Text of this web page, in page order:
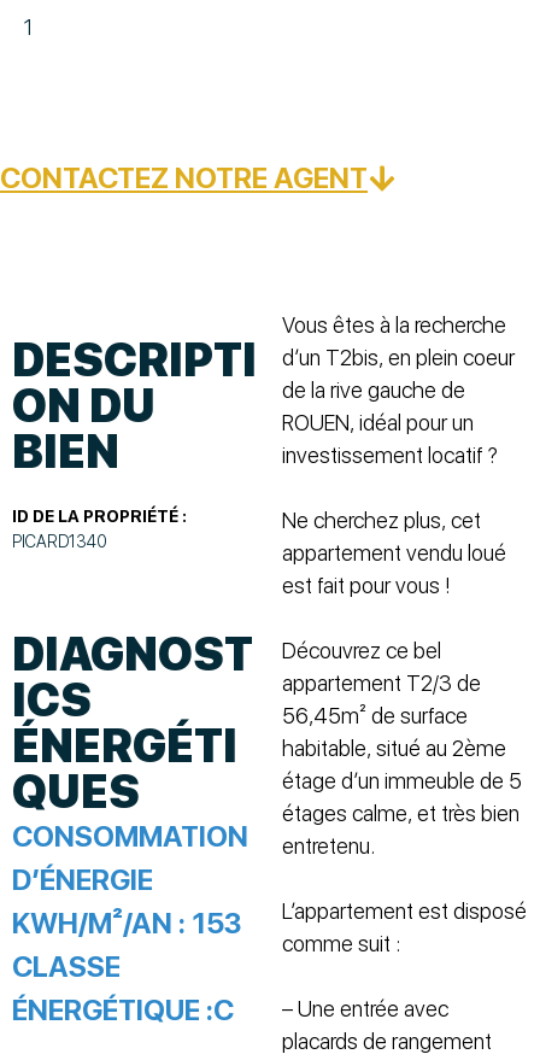
1
CONTACTEZ NOTRE AGENT
DESCRIPTI
ON DU
BIEN
ID DE LA PROPRIÉTÉ :
PICARD1340
DIAGNOST
ICS
ÉNERGÉTI
QUES
CONSOMMATION
D’ÉNERGIE
KWH/M²/AN : 153
CLASSE
ÉNERGÉTIQUE :C
Vous êtes à la recherche
d’un T2bis, en plein coeur
de la rive gauche de
ROUEN, idéal pour un
investissement locatif ?
Ne cherchez plus, cet
appartement vendu loué
est fait pour vous !
Découvrez ce bel
appartement T2/3 de
56,45m² de surface
habitable, situé au 2ème
étage d’un immeuble de 5
étages calme, et très bien
entretenu.
L’appartement est disposé
comme suit :
– Une entrée avec
placards de rangement